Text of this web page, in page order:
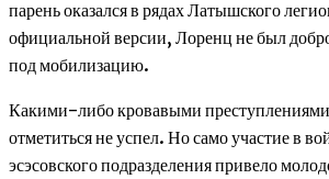
парень оказался в рядах Латышского
официальной версии, Лоренц не был
под мобилизацию.
Какими-либо кровавыми
отметиться не успел. Но само участие в
эсэсовского подразделения привело